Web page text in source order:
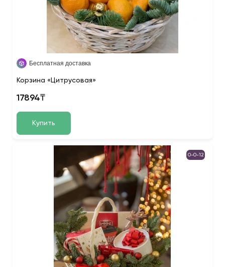
Бесплатная доставка
Корзина «Цитрусовая»
17894₸
Купить
0-0-12